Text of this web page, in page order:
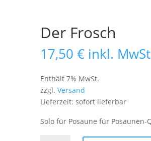
Der Frosch
17,50€ inkl.
Enthält 7% MwSt.
zzgl.Versand
Lieferzeit: sofort lieferbar
Solo für Posaune für Posaunen-